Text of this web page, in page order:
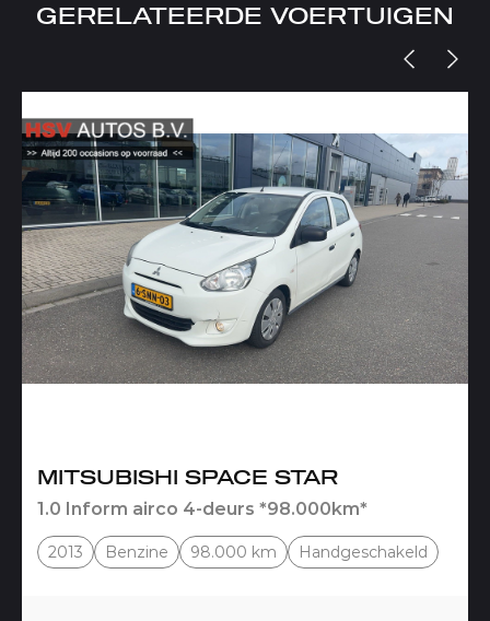
GERELATEERDE VOERTUIGEN
MITSUBISHI SPACE STAR
1.0 Inform airco 4-deurs *98.000km*
2013 Benzine 98.000 km Handgeschakeld